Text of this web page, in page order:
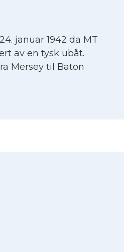
januar 1942 da MT
av en tysk ubåt.
Mersey til Baton